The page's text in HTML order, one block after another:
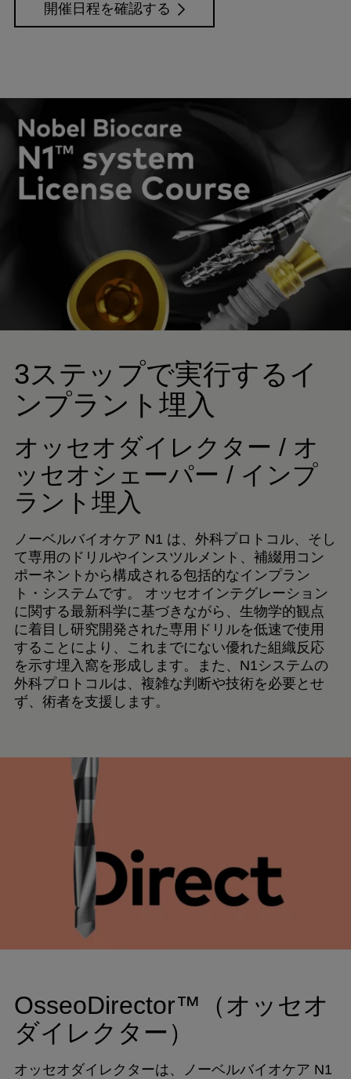
開催日程を確認する
3ステップで実行するイ
ンプラント埋入
オッセオダイレクター / オ
ッセオシェーパー / インプ
ラント埋入
ノーベルバイオケア N1 は、外科プロトコル、そし
て専用のドリルやインスツルメント、補綴用コン
ポーネントから構成される包括的なインプラン
ト・システムです。 オッセオインテグレーション
に関する最新科学に基づきながら、生物学的観点
に着目し研究開発された専用ドリルを低速で使用
することにより、これまでにない優れた組織反応
を示す埋入窩を形成します。また、N1システムの
外科プロトコルは、複雑な判断や技術を必要とせ
ず、術者を支援します。
OsseoDirector™（オッセオ
ダイレクター）
オッセオダイレクターは、ノーベルバイオケア N1